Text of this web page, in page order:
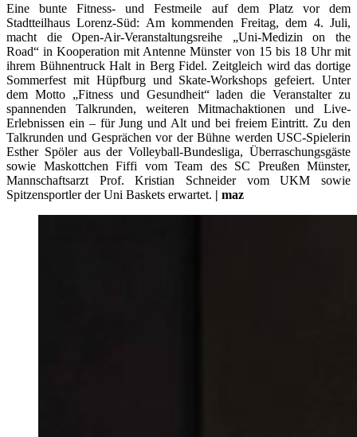
Eine bunte Fitness- und Festmeile auf dem Platz vor dem
Stadtteilhaus Lorenz-Süd: Am kommenden Freitag, dem 4. Juli,
macht die Open-Air-Veranstaltungsreihe „Uni-Medizin on the
Road“ in Kooperation mit Antenne Münster von 15 bis 18 Uhr mit
ihrem Bühnentruck Halt in Berg Fidel. Zeitgleich wird das dortige
Sommerfest mit Hüpfburg und Skate-Workshops gefeiert. Unter
dem Motto „Fitness und Gesundheit“ laden die Veranstalter zu
spannenden Talkrunden, weiteren Mitmachaktionen und Live-
Erlebnissen ein – für Jung und Alt und bei freiem Eintritt. Zu den
Talkrunden und Gesprächen vor der Bühne werden USC-Spielerin
Esther Spöler aus der Volleyball-Bundesliga, Überraschungsgäste
sowie Maskottchen Fiffi vom Team des SC Preußen Münster,
Mannschaftsarzt Prof. Kristian Schneider vom UKM sowie
Spitzensportler der Uni Baskets erwartet. | maz